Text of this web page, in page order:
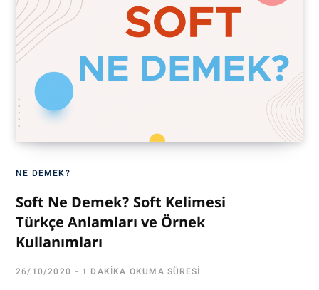
NE DEMEK?
Soft Ne Demek? Soft Kelimesi
Türkçe Anlamları ve Örnek
Kullanımları
26/10/2020 1 DAKIKA OKUMA SÜRESI